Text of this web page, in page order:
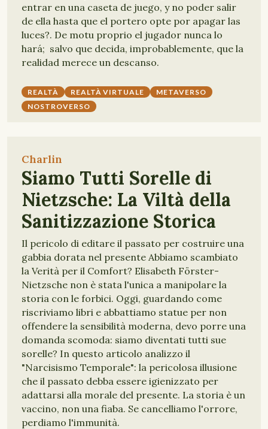
entrar en una caseta de juego, y no poder salir
de ella hasta que el portero opte por apagar las
luces?. De motu proprio el jugador nunca lo
hará; salvo que decida, improbablemente, que la
realidad merece un descanso.
REALTÀ REALTÀ VIRTUALE
METAVERSO
NOSTROVERSO
Charlin
Siamo Tutti Sorelle di
Nietzsche: La Viltà della
Sanitizzazione Storica
Il pericolo di editare il passato per costruire una
gabbia dorata nel presente Abbiamo scambiato
la Verità per il Comfort? Elisabeth Förster-
Nietzsche non è stata l'unica a manipolare la
storia con le forbici. Oggi, guardando come
riscriviamo libri e abbattiamo statue per non
offendere la sensibilità moderna, devo porre una
domanda scomoda: siamo diventati tutti sue
sorelle? In questo articolo analizzo il
"Narcisismo Temporale": la pericolosa illusione
che il passato debba essere igienizzato per
adattarsi alla morale del presente. La storia è un
vaccino, non una fiaba. Se cancelliamo l'orrore,
perdiamo l'immunità.